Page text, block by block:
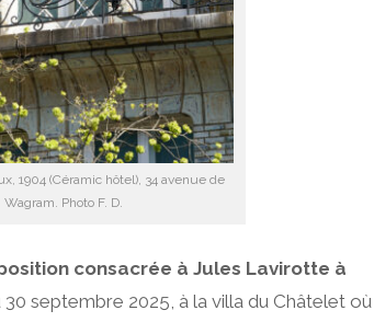
1904 (Céramic hôtel), 34 avenue de
Wagram. Photo F. D.
consacrée à Jules Lavirotte à
septembre 2025, à la villa du Châtelet où